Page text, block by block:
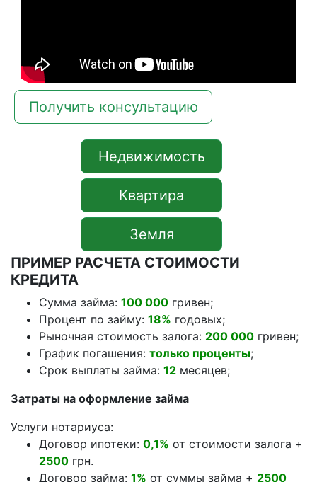
Получить консультацию
Недвижимость
Квартира
Земля
ПРИМЕР РАСЧЕТА СТОИМОСТИ
КРЕДИТА
Сумма займа: 100 000 гривен;
Процент по займу: 18% годовых;
Рыночная стоимость залога: 200 000 гривен;
График погашения: только проценты;
Срок выплаты займа: 12 месяцев;
Затраты на оформление займа
Услуги нотариуса:
Договор ипотеки: 0,1% от стоимости залога +
2500 грн.
Договор займа: 1% от суммы займа + 2500